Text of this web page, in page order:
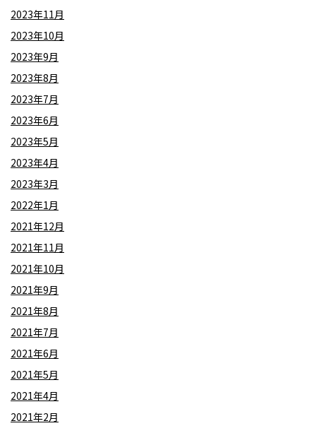
2023年11月
2023年10月
2023年9月
2023年8月
2023年7月
2023年6月
2023年5月
2023年4月
2023年3月
2022年1月
2021年12月
2021年11月
2021年10月
2021年9月
2021年8月
2021年7月
2021年6月
2021年5月
2021年4月
2021年2月